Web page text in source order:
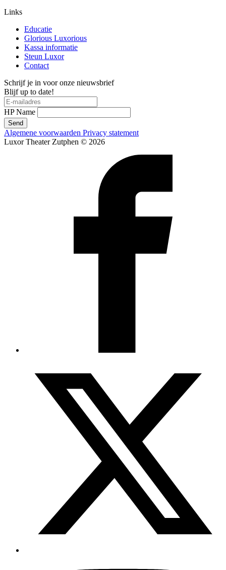
Links
Educatie
Glorious Luxorious
Kassa informatie
Steun Luxor
Contact
Schrijf je in voor onze nieuwsbrief
Blijf up to date!
HP Name
Send
Algemene voorwaarden Privacy statement
Luxor Theater Zutphen © 2026